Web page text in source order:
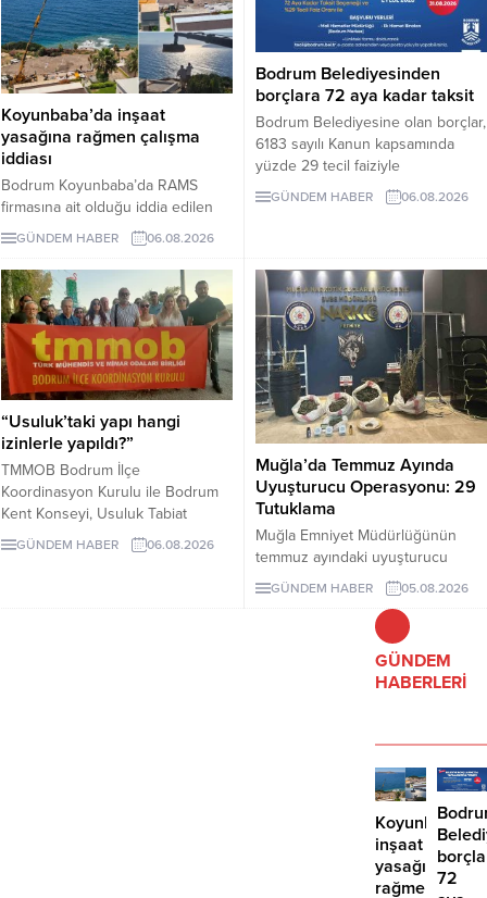
Koyunbaba’da inşaat
yasağına rağmen çalışma
iddiası
Bodrum Koyunbaba’da RAMS
firmasına ait olduğu iddia edilen
alanda, inşaat yasağı döneminde
peyzaj, yol yapımı ve satıh
düzeltme çalışmaları yapıldığı ileri
sürüldü.
GÜNDEM HABER 06.08.2026
Bodrum Belediyesinden
borçlara 72 aya kadar taksit
Bodrum Belediyesine olan borçlar,
6183 sayılı Kanun kapsamında
yüzde 29 tecil faiziyle
taksitlendirilebilecek. Gerçek
kişiler için 48 aya, belirli koşulları
başvuru tarihi 31 Ağustos 2026.
GÜNDEM HABER 06.08.2026
“Usuluk’taki yapı hangi
izinlerle yapıldı?”
TMMOB Bodrum İlçe
Koordinasyon Kurulu ile Bodrum
Kent Konseyi, Usuluk Tabiat
Parkı’ndaki “flamingo yapısı” ve
diğer uygulamaların dayandığı
GÜNDEM HABER 06.08.2026
Muğla’da Temmuz Ayında
Uyuşturucu Operasyonu: 29
Tutuklama
Muğla Emniyet Müdürlüğünün
temmuz ayındaki uyuşturucu
operasyonlarında 243 şüpheli
gözaltına alındı, 29 kişi tutuklandı.
GÜNDEM HABER 05.08.2026
GÜNDEM
HABERLERİ
Koyunbaba’da
inşaat
yasağına
rağmen 72